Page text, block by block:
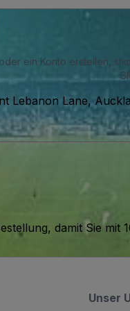
ein Konto erstellen,
Lebanon Lane,
damit Sie
Unser